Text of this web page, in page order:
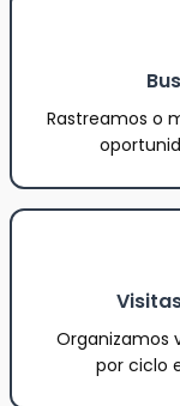
Rastreamos o
Organizamos
por ciclo